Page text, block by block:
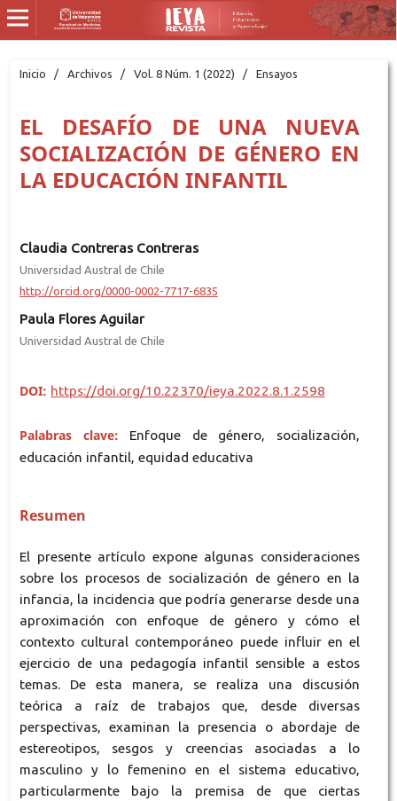
Inicio / Archivos / Vol. 8 Núm. 1 (2022) / Ensayos
EL DESAFÍO DE UNA NUEVA
SOCIALIZACIÓN DE GÉNERO EN
LA EDUCACIÓN INFANTIL
Claudia Contreras Contreras
Universidad Austral de Chile
http://orcid.org/0000-0002-7717-6835
Paula Flores Aguilar
Universidad Austral de Chile
DOI: https://doi.org/10.22370/ieya.2022.8.1.2598
Palabras clave:
Enfoque de género, socialización,
educación infantil, equidad educativa
Resumen
El presente artículo expone algunas consideraciones
sobre los procesos de socialización de género en la
infancia, la incidencia que podría generarse desde una
aproximación con enfoque de género y cómo el
contexto cultural contemporáneo puede influir en el
ejercicio de una pedagogía infantil sensible a estos
temas. De esta manera, se realiza una discusión
teórica a raíz de trabajos que, desde diversas
perspectivas, examinan la presencia o abordaje de
estereotipos, sesgos y creencias asociadas a lo
masculino y lo femenino en el sistema educativo,
particularmente bajo la premisa de que ciertas